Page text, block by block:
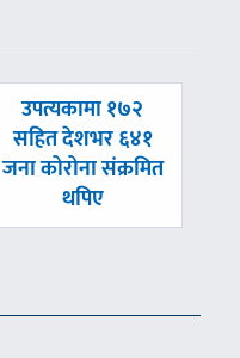
अघिल्लाे
-
उपत्यकामा १७२
सहित देशभर ६४१
जना कोरोना संक्रमित
थपिए